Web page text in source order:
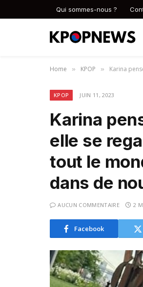
Qui sommes-nous ?
Home » KPOP » Karina
KPOP JUIN 11, 2023
Karina
elle se
tout le
dans de
AUCUN COMMENTAIRE 2
Facebook